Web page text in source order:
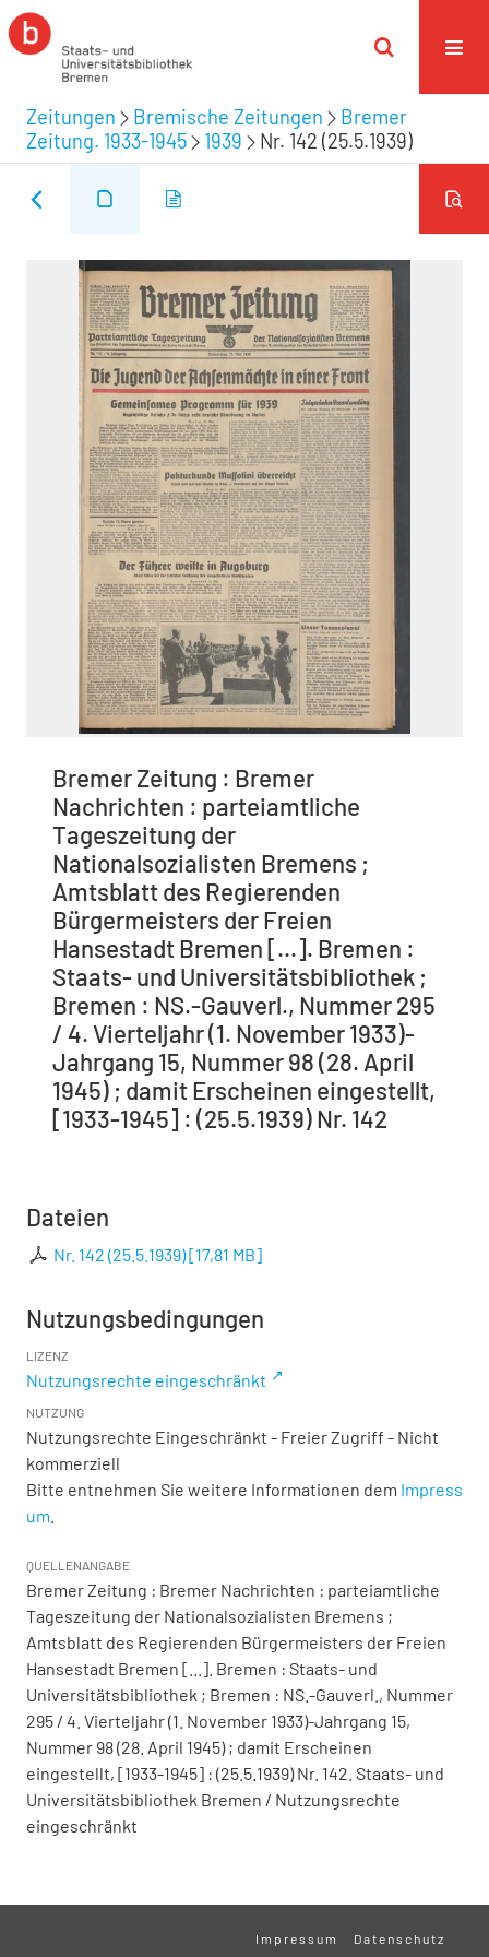
Zeitungen Bremische Zeitungen
Bremer
Zeitung. 1933-1945
1939 Nr. 142 (25.5.1939)
Bremer Zeitung : Bremer
Nachrichten : parteiamtliche
Tageszeitung der
Nationalsozialisten Bremens ;
Amtsblatt des Regierenden
Bürgermeisters der Freien
Hansestadt Bremen [...]. Bremen :
Staats- und Universitätsbibliothek ;
Bremen : NS.-Gauverl., Nummer 295
/ 4. Vierteljahr (1. November 1933)-
Jahrgang 15, Nummer 98 (28. April
1945) ; damit Erscheinen eingestellt,
[1933-1945] : (25.5.1939) Nr. 142
Dateien
Nr. 142 (25.5.1939)[17,81 MB]
Nutzungsbedingungen
LIZENZ
Nutzungsrechte eingeschränkt
NUTZUNG
Nutzungsrechte Eingeschränkt - Freier Zugriff - Nicht
kommerziell
Bitte entnehmen Sie weitere Informationen dem Impress
um
QUELLENANGABE
Bremer Zeitung : Bremer Nachrichten : parteiamtliche
Tageszeitung der Nationalsozialisten Bremens ;
Amtsblatt des Regierenden Bürgermeisters der Freien
Hansestadt Bremen [...]. Bremen : Staats- und
Universitätsbibliothek ; Bremen : NS.-Gauverl., Nummer
295 / 4. Vierteljahr (1. November 1933)-Jahrgang 15,
Nummer 98 (28. April 1945) ; damit Erscheinen
eingestellt, [1933-1945] : (25.5.1939) Nr. 142. Staats- und
Universitätsbibliothek Bremen / Nutzungsrechte
eingeschränkt
Impressum Datenschutz